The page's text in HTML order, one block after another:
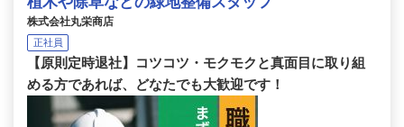
株式会社丸栄商店
正社員
【原則定時退社】コツコツ・モクモクと真面目に取り組
める方であれば、どなたでも大歓迎です！